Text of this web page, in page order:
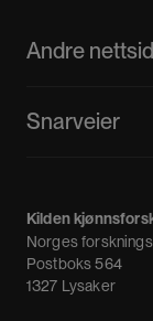
Andre
Kvinnehistorie.no
Snarveier
Nyheter
Nyhetsbrev
Kilden
Norges
Postboks 564
1327 Lysaker